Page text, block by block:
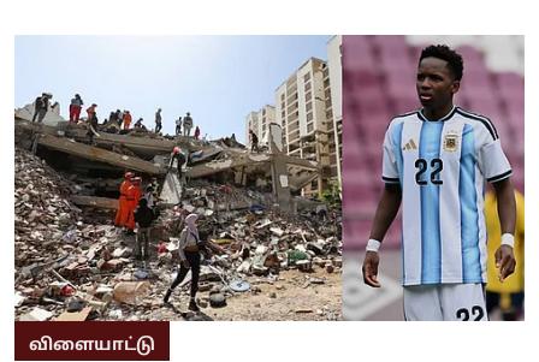
விளையாட்டு